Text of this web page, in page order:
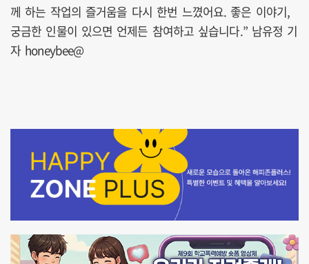
께 하는 작업의 즐거움을 다시 한번 느꼈어요. 좋은 이야기,
궁금한 인물이 있으면 언제든 참여하고 싶습니다.” 남유정 기
자 honeybee@